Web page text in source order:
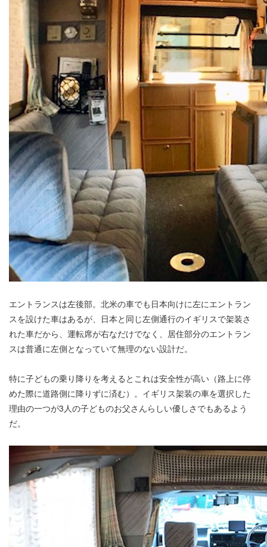
エントランスは左後部。北米の車でも日本向けに左にエントラン
スを設けた車はあるが、日本と同じ左側通行のイギリスで架装さ
れた車だから、運転席が右なだけでなく、居住部分のエントラン
スは普通に左側となっていて無理のない設計だ。
特に子どもの乗り降りを考えるとこれは安全性が高い（路上に停
めた際に道路側に降りずに済む）。イギリス架装の車を選択した
理由の一つが3人の子どものお父さんらしい優しさでもあるよう
だ。